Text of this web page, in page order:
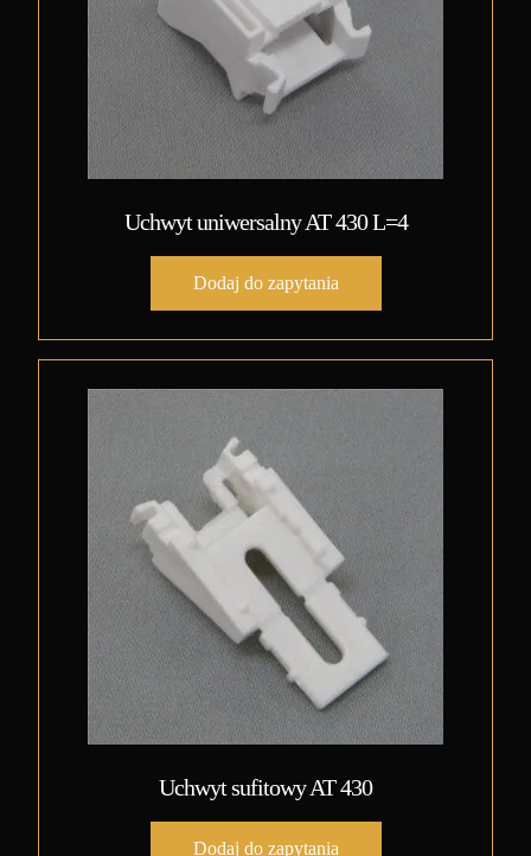
Uchwyt uniwersalny AT 430 L=4
Dodaj do zapytania
Uchwyt sufitowy AT 430
Dodaj do zapytania